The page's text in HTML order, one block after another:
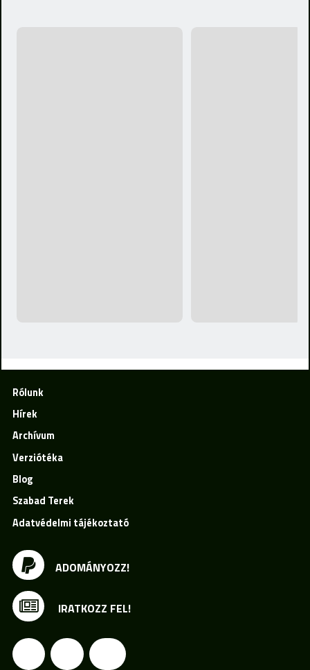
ADOMÁNYOZZ!
IRATKOZZ FEL!
Rólunk
Hírek
Archívum
Verziótéka
Blog
Szabad Terek
Adatvédelmi tájékoztató